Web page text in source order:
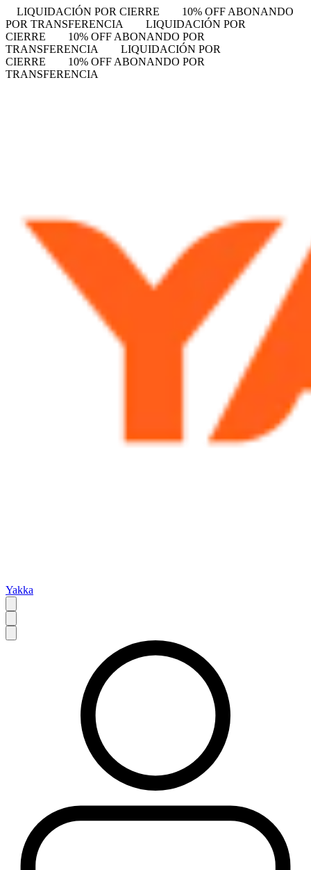
LIQUIDACIÓN POR CIERRE
10% OFF ABONANDO
POR TRANSFERENCIA
LIQUIDACIÓN POR
CIERRE
10% OFF ABONANDO POR
TRANSFERENCIA
LIQUIDACIÓN POR
CIERRE
10% OFF ABONANDO POR
TRANSFERENCIA
Yakka